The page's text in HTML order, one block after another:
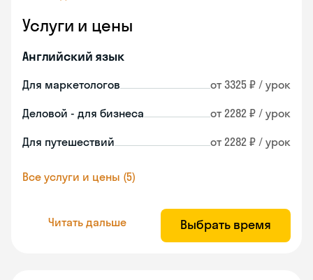
Услуги и цены
Английский язык
Для маркетологов от 3325 ₽ / урок
Деловой - для бизнеса от 2282 ₽ / урок
Для путешествий от 2282 ₽ / урок
Все услуги и цены (5)
Читать дальше Выбрать время